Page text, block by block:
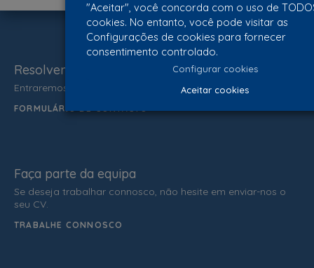
Resolvemos as suas questões
Entraremos em contacto consigo logo que possível.
FORMULÁRIO DE CONTACTO
Faça parte da equipa
Se deseja trabalhar connosco, não hesite em enviar-nos o
seu CV.
TRABALHE CONNOSCO
"Aceitar", você concorda com o uso de
cookies. No entanto, você pode visitar as
Configurações de cookies para fornecer
consentimento controlado.
Configurar cookies
Aceitar cookies